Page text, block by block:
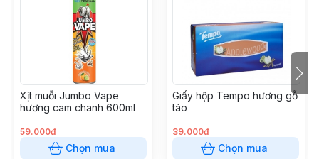
Xịt muỗi Jumbo Vape
hương cam chanh 600ml
59.000đ
Chọn mua
Giấy hộp Tempo hương gỗ
táo
39.000đ
Chọn mua